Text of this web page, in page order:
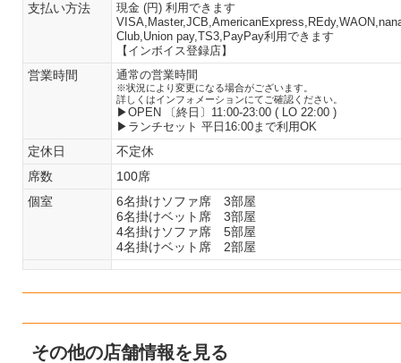
支払い方法
現金 (円) 利用できます
Club,Union pay,TS3,PayPay利用できます
【インボイス登録店】
営業時間 通常の営業時間
※状況により変更になる場合がございます。
詳しくはインフォメーションにてご確認ください。
▶︎OPEN 〔終日〕 11:00-23:00 ( LO 22:00 )
▶︎ランチセット 平日16:00まで利用OK
定休日
不定休
席数
100席
個室
6名掛けソファ席 3部屋
6名掛けベット席 3部屋
4名掛けソファ席 5部屋
4名掛けベット席 2部屋
その他の店舗情報を見る